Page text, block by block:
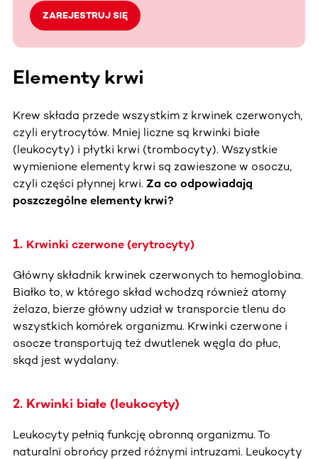
ZAREJESTRUJ SIĘ
Elementy krwi
Krew składa przede wszystkim z krwinek czerwonych,
czyli erytrocytów. Mniej liczne są krwinki białe
(leukocyty) i płytki krwi (trombocyty). Wszystkie
wymienione elementy krwi są zawieszone w osoczu,
czyli części płynnej krwi. Za co odpowiadają
poszczególne elementy krwi?
1. Krwinki czerwone (erytrocyty)
Główny składnik krwinek czerwonych to hemoglobina.
Białko to, w którego skład wchodzą również atomy
żelaza, bierze główny udział w transporcie tlenu do
wszystkich komórek organizmu. Krwinki czerwone i
osocze transportują też dwutlenek węgla do płuc,
skąd jest wydalany.
2. Krwinki białe (leukocyty)
Leukocyty pełnią funkcję obronną organizmu. To
naturalni obrońcy przed różnymi intruzami. Leukocyty